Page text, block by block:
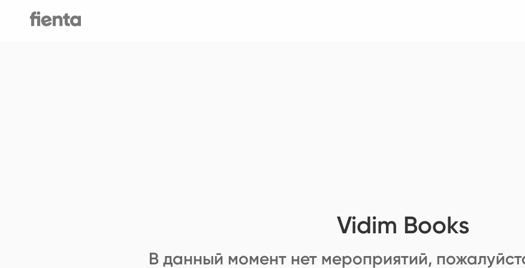
Vidim Books
В данный момент нет мероприятий,